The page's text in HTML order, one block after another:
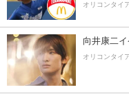
オリコンタイ
向井康二
オリコンタイ